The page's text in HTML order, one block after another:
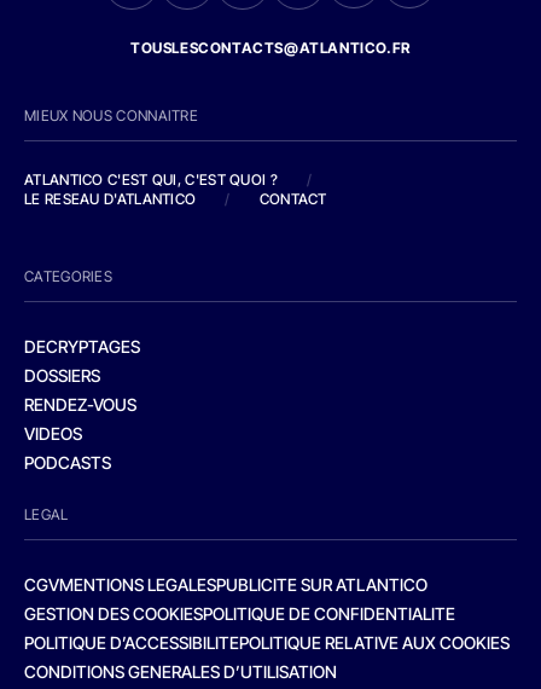
TOUSLESCONTACTS@ATLANTICO.FR
MIEUX NOUS CONNAITRE
ATLANTICO C'EST QUI, C'EST QUOI ?
/
LE RESEAU D'ATLANTICO
/ CONTACT
CATEGORIES
DECRYPTAGES
DOSSIERS
RENDEZ-VOUS
VIDEOS
PODCASTS
LEGAL
CGVMENTIONS LEGALESPUBLICITE SUR ATLANTICO
GESTION DES COOKIESPOLITIQUE DE CONFIDENTIALITE
POLITIQUE D’ACCESSIBILITEPOLITIQUE RELATIVE AUX COOKIES
CONDITIONS GENERALES D’UTILISATION